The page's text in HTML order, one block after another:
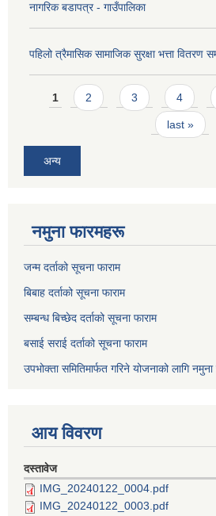
नागरिक बडापत्र - गाउँपालिका
पहिलो त्रैमासिक सामाजिक सुरक्षा भत्ता वितरण
Pages
1 2 3 4
last »
अन्य
नमुना फारमहरू
जन्म दर्ताको सूचना फाराम
बिबाह दर्ताको सूचना फाराम
सम्बन्ध बिच्छेद दर्ताको सूचना फाराम
बसाई सराई दर्ताको सूचना फाराम
उपभोक्ता समितिमार्फत गरिने योजनाको लागि
आय विवरण
दस्तावेज
IMG_20240122_0004.pdf
IMG_20240122_0003.pdf